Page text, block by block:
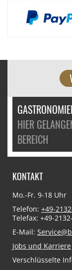
HIER
BEREICH
KONTAKT
Mo.-Fr. 9-18 Uhr
Telefon: +49-
Telefax: +49-
E-Mail:
Jobs und Karriere
Verschlüsselte